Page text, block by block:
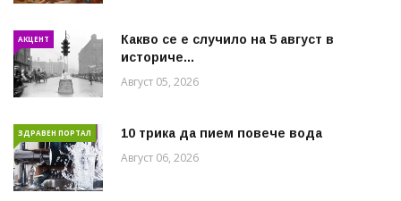
АКЦЕНТ
Какво се е случило на 5 август в
историче...
Август 05, 2026
ЗДРАВЕН ПОРТАЛ 10 трика да пием повече вода
Август 06, 2026